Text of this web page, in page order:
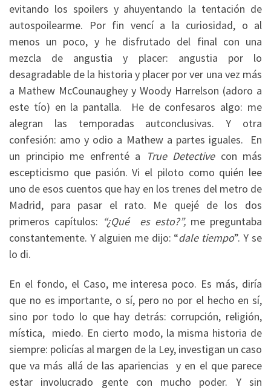
evitando los spoilers y ahuyentando la tentación de
autospoilearme. Por fin vencí a la curiosidad, o al
menos un poco, y he disfrutado del final con una
mezcla de angustia y placer: angustia por lo
desagradable de la historia y placer por ver una vez más
a Mathew McCounaughey y Woody Harrelson (adoro a
este tío) en la pantalla. He de confesaros algo: me
alegran las temporadas autconclusivas. Y otra
confesión: amo y odio a Mathew a partes iguales. En
un principio me enfrenté a
True Detectivecon más
escepticismo que pasión. Vi el piloto como quién lee
uno de esos cuentos que hay en los trenes del metro de
Madrid, para pasar el rato. Me quejé de los dos
primeros capítulos: “¿Qué es esto?”, me preguntaba
constantemente. Y alguien me dijo: “dale tiempo”. Y se
lo di.
En el fondo, el Caso, me interesa poco. Es más, diría
que no es importante, o sí, pero no por el hecho en sí,
sino por todo lo que hay detrás: corrupción, religión,
mística, miedo. En cierto modo, la misma historia de
siempre: policías al margen de la Ley, investigan un caso
que va más allá de las apariencias y en el que parece
estar involucrado gente con mucho poder. Y sin